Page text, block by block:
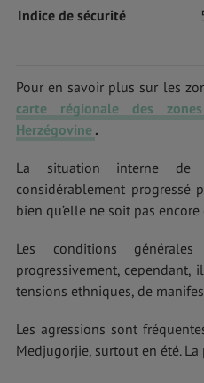
Indice de sécurité
Pour en savoir plus sur les
carte régionale des
Herzégovine .
La situation interne de
considérablement progressé
bien qu’elle ne soit pas
Les conditions
progressivement, cependant,
tensions ethniques, de
Les agressions sont
Medjugorjie, surtout en été.